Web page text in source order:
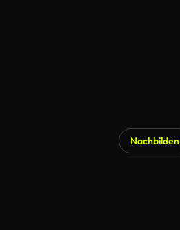
Nachbilden